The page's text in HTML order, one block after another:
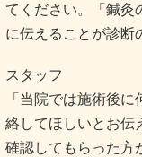
てください。「鍼灸
に伝えることが診断
スタッフ
「当院では施術後
絡してほしいとお伝
確認してもらった方